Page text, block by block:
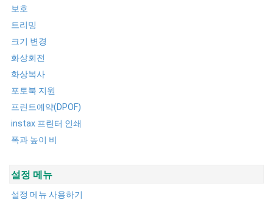
보호
트리밍
크기 변경
화상회전
화상복사
포토북 지원
프린트예약(DPOF)
instax 프린터 인쇄
폭과 높이 비
설정 메뉴
설정 메뉴 사용하기